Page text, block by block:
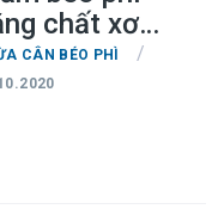
chất xơ
thực phẩm
CÂN BÉO PHÌ /